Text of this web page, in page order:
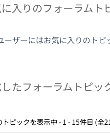
入りのフォーラムト
ーザーにはお気に入りのトピ
たフォーラムトピッ
トピックを表示中 - 1 - 15件目 (全